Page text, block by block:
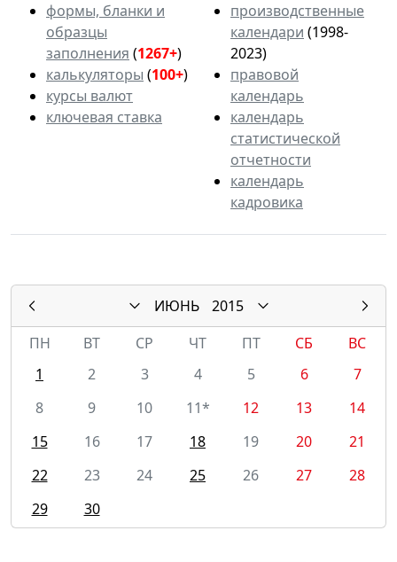
формы, бланки и
образцы
заполнения (1267+)
калькуляторы (100+)
курсы валют
ключевая ставка
производственные
календари (1998-
2023)
правовой
календарь
календарь
статистической
отчетности
календарь
кадровика
ИЮНЬ
2015
ПН
ВТ СР ЧТ ПТ СБ
ВС
1
2 3 4 5 6
7
8
9 10 11* 12 13
14
15
16 17 18 19 20
21
22
23 24 25 26 27
28
29
30